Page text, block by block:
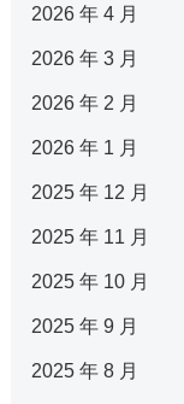
2026 年 4 月
2026 年 3 月
2026 年 2 月
2026 年 1 月
2025 年 12 月
2025 年 11 月
2025 年 10 月
2025 年 9 月
2025 年 8 月